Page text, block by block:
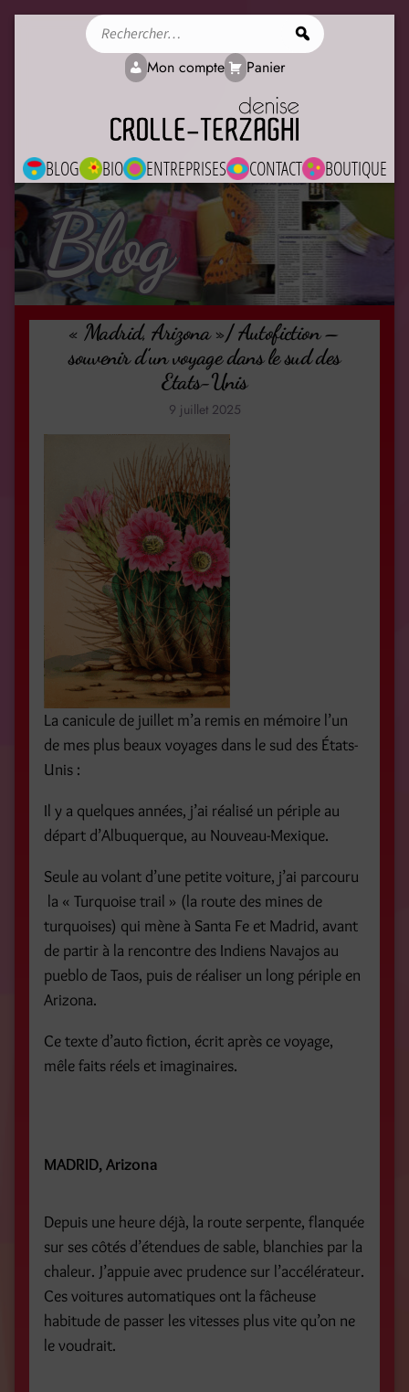
BLOG BIO ENTREPRISES CONTACT BOUTIQUE
Mon compte Panier
Blog
« Madrid, Arizona »/ Autofiction –
souvenir d’un voyage dans le sud des
Etats-Unis
9 juillet 2025
La canicule de juillet m’a remis en mémoire l’un
de mes plus beaux voyages dans le sud des États-
Unis :
Il y a quelques années, j’ai réalisé un périple au
départ d’Albuquerque, au Nouveau-Mexique.
Seule au volant d’une petite voiture, j’ai parcouru
la « Turquoise trail » (la route des mines de
turquoises) qui mène à Santa Fe et Madrid, avant
de partir à la rencontre des Indiens Navajos au
pueblo de Taos, puis de réaliser un long périple en
Arizona.
Ce texte d’auto fiction, écrit après ce voyage,
mêle faits réels et imaginaires.
MADRID, Arizona
Depuis une heure déjà, la route serpente, flanquée
sur ses côtés d’étendues de sable, blanchies par la
chaleur. J’appuie avec prudence sur l’accélérateur.
Ces voitures automatiques ont la fâcheuse
habitude de passer les vitesses plus vite qu’on ne
le voudrait.